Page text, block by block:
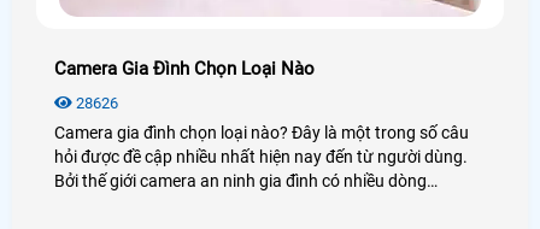
Camera Gia Đình Chọn Loại Nào
28626
Camera gia đình chọn loại nào? Đây là một trong số câu
hỏi được đề cập nhiều nhất hiện nay đến từ người dùng.
Bởi thế giới camera an ninh gia đình có nhiều dòng